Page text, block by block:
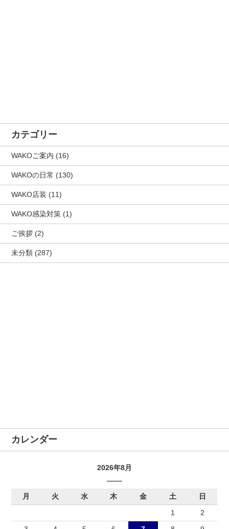
カテゴリー
WAKOご案内 (16)
WAKOの日常 (130)
WAKO店装 (11)
WAKO感染対策 (1)
ご挨拶 (2)
未分類 (287)
カレンダー
2026年8月
月 火 水 木 金 土
日
1
2